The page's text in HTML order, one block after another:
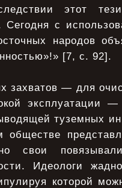
этот
Сегодня с
народов
[7, с. 92].
захватов — для
эксплуатации
туземных
обществе
свои
Идеологи
которой